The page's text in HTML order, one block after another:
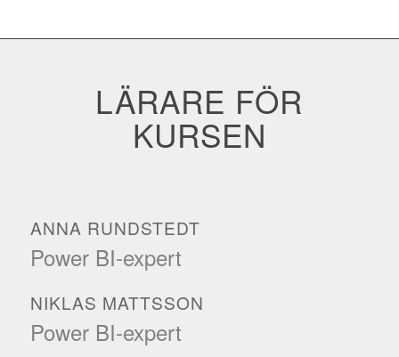
LÄRARE FÖR
KURSEN
ANNA RUNDSTEDT
Power BI-expert
NIKLAS MATTSSON
Power BI-expert